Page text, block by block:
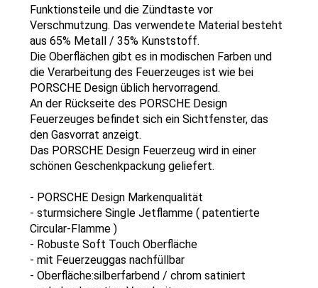
Funktionsteile und die Zündtaste vor
Verschmutzung. Das verwendete Material besteht
aus 65% Metall / 35% Kunststoff.
Die Oberflächen gibt es in modischen Farben und
die Verarbeitung des Feuerzeuges ist wie bei
PORSCHE Design üblich hervorragend.
An der Rückseite des PORSCHE Design
Feuerzeuges befindet sich ein Sichtfenster, das
den Gasvorrat anzeigt.
Das PORSCHE Design Feuerzeug wird in einer
schönen Geschenkpackung geliefert.
- PORSCHE Design Markenqualität
- sturmsichere Single Jetflamme (patentierte
Circular-Flamme )
- Robuste Soft Touch Oberfläche
- mit Feuerzeuggas nachfüllbar
- Oberfläche:silberfarbend/ chrom satiniert